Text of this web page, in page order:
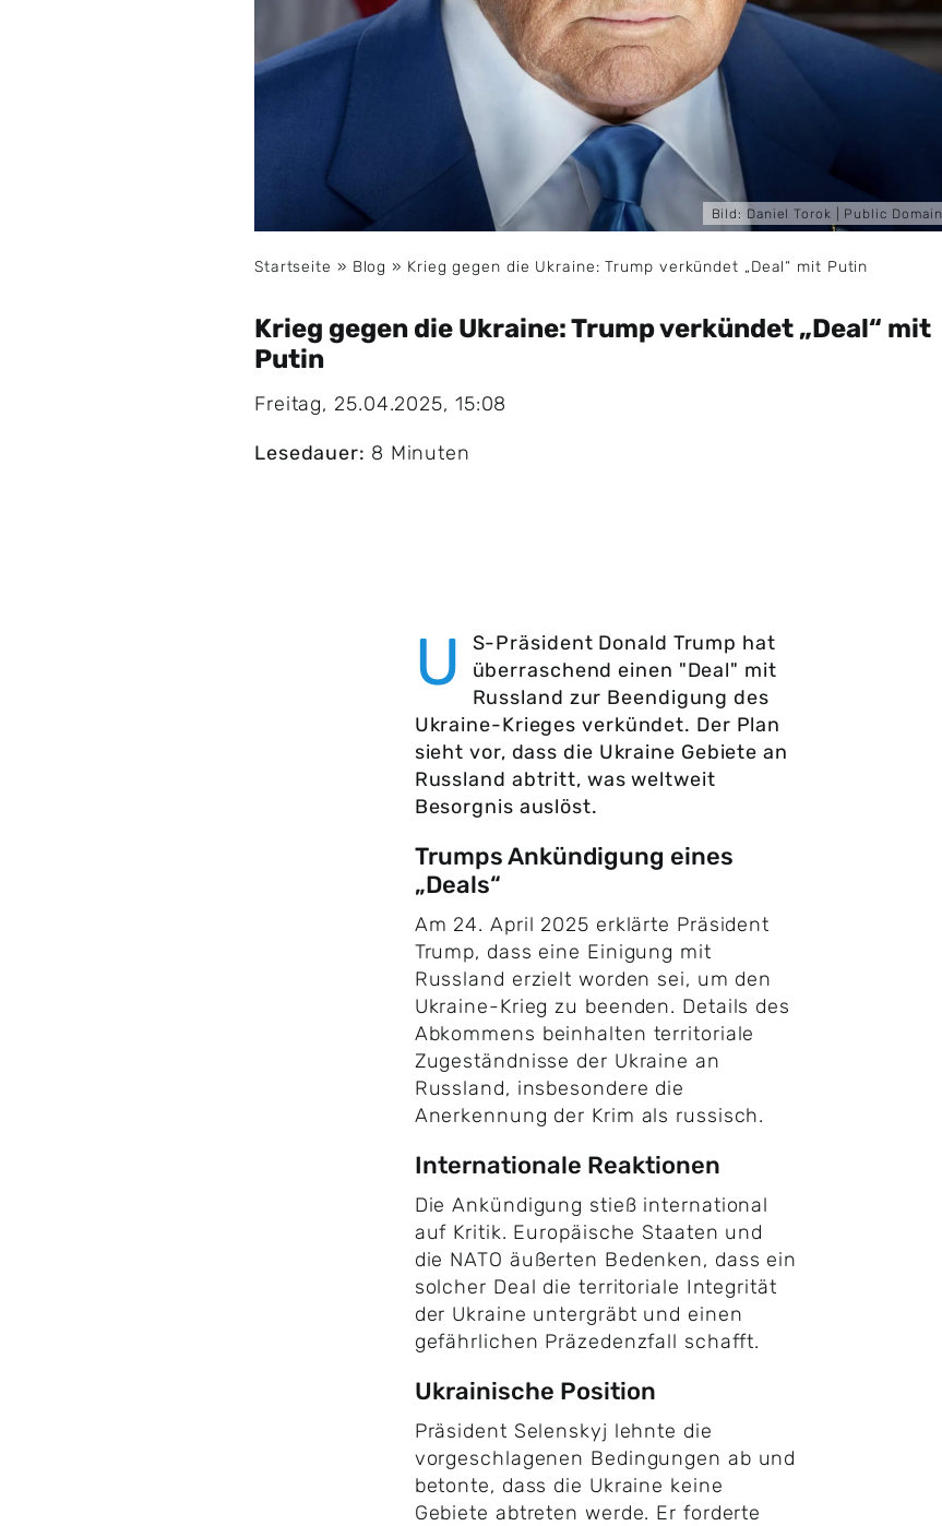
Bild: Daniel Torok Public Domain
Startseite » Blog » Krieg gegen die Ukraine: Trump verkündet „Deal“ mit Putin
Krieg gegen die Ukraine: Trump verkündet „Deal“ mit
Putin
Freitag, 25.04.2025, 15:08
Lesedauer: 8 Minuten
U
S-Präsident Donald Trump hat
überraschend einen "Deal" mit
Russland zur Beendigung des
Ukraine-Krieges verkündet. Der Plan
sieht vor, dass die Ukraine Gebiete an
Russland abtritt, was weltweit
Besorgnis auslöst.
Trumps Ankündigung eines
„Deals“
Am 24. April 2025 erklärte Präsident
Trump, dass eine Einigung mit
Russland erzielt worden sei, um den
Ukraine-Krieg zu beenden. Details des
Abkommens beinhalten territoriale
Zugeständnisse der Ukraine an
Russland, insbesondere die
Anerkennung der Krim als russisch.
Internationale Reaktionen
Die Ankündigung stieß international
auf Kritik. Europäische Staaten und
die NATO äußerten Bedenken, dass ein
solcher Deal die territoriale Integrität
der Ukraine untergräbt und einen
gefährlichen Präzedenzfall schafft.
Ukrainische Position
Präsident Selenskyj lehnte die
vorgeschlagenen Bedingungen ab und
betonte, dass die Ukraine keine
Gebiete abtreten werde. Er forderte